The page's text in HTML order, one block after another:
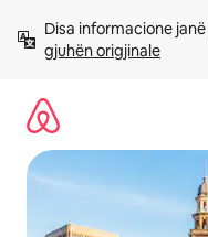
përmbajtja
Disa informacione
gjuhën origjinale